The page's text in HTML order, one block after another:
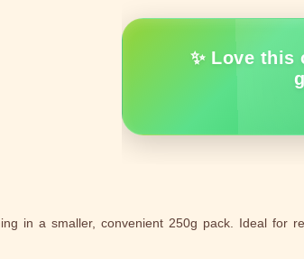
✨ Love this
in a smaller, convenient 250g pack. Ideal for